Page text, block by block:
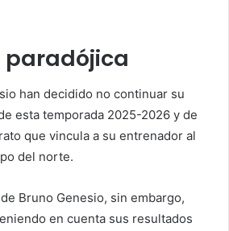
paradójica
han decidido no continuar su
esta temporada 2025-2026 y de
que vincula a su entrenador al
del norte.
Bruno Genesio, sin embargo,
en cuenta sus resultados